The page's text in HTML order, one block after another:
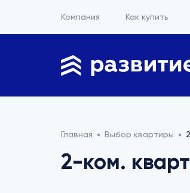
Компания Как купить
Главная Выбор квартиры
2-ком.